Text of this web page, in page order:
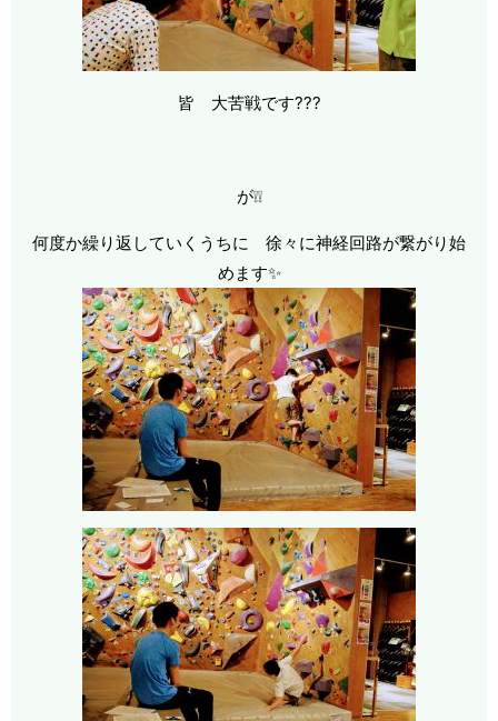
皆 大苦戦です???
が❕❕
何度か繰り返していくうちに 徐々に神経回路が繋がり始
めます✨